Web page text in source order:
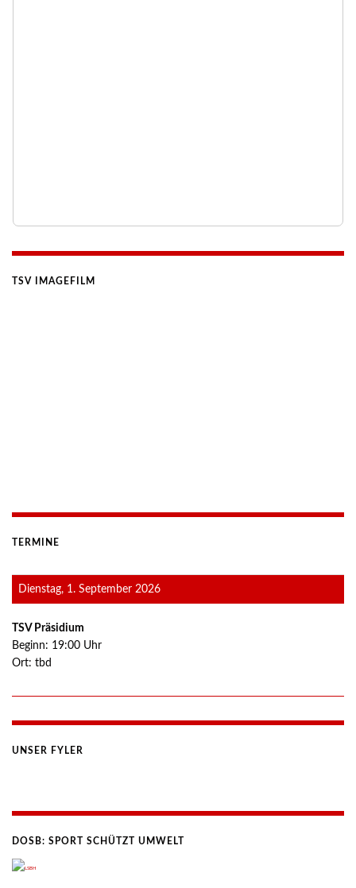
TSV IMAGEFILM
TERMINE
Dienstag, 1. September 2026
TSV Präsidium
Beginn: 19:00 Uhr
Ort: tbd
UNSER FYLER
DOSB: SPORT SCHÜTZT UMWELT